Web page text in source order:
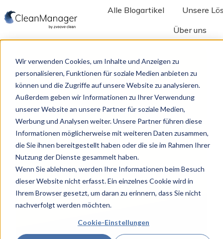
Wir verwenden Cookies, um Inhalte und Anzeigen zu
personalisieren, Funktionen für soziale Medien anbieten zu
können und die Zugriffe auf unsere Website zu analysieren.
Außerdem geben wir Informationen zu Ihrer Verwendung
unserer Website an unsere Partner für soziale Medien,
Werbung und Analysen weiter. Unsere Partner führen diese
Informationen möglicherweise mit weiteren Daten zusammen,
die Sie ihnen bereitgestellt haben oder die sie im Rahmen Ihrer
Nutzung der Dienste gesammelt haben.
Wenn Sie ablehnen, werden Ihre Informationen beim Besuch
dieser Website nicht erfasst. Ein einzelnes Cookie wird in
Ihrem Browser gesetzt, um daran zu erinnern, dass Sie nicht
nachverfolgt werden möchten.
Cookie-Einstellungen
S
Alle Blogartikel
Unsere
Über uns